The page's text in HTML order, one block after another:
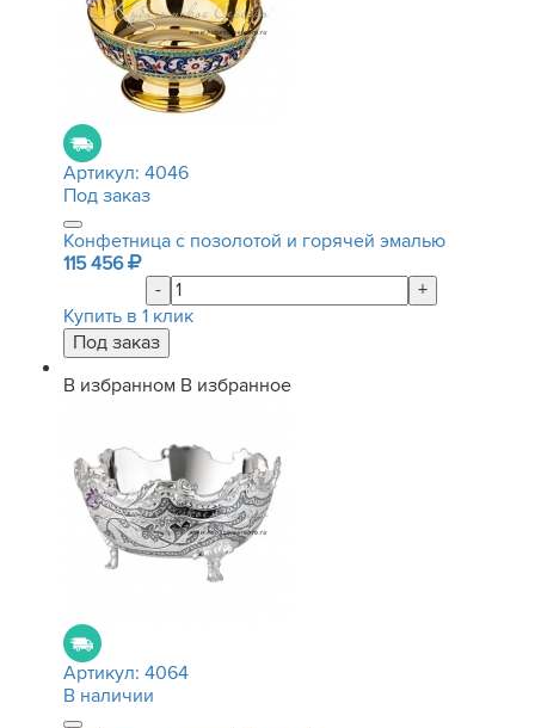
Артикул: 4046
Под заказ
Конфетница с позолотой и горячей эмалью
115 456
-
+
Купить в 1 клик
В избранном В избранное
Артикул: 4064
В наличии